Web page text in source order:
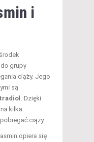
i
grupy
ciąży. Jego
są
. Dzięki
kilka
ciąży.
opiera się